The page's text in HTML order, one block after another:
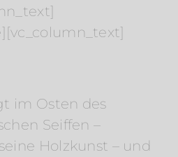
im Osten des
Seiffen –
Holzkunst – und